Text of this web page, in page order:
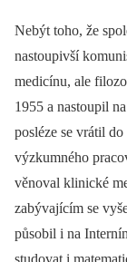
Nebýt toho, že
nastoupivší
medicínu, ale
1955 a nastoupil
posléze se vrátil
výzkumného
věnoval klinické
zabývajícím se
působil i na
studovat i